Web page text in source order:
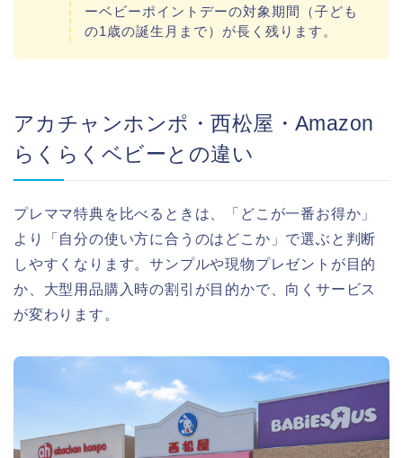
ーベビーポイントデーの対象期間（子ども
の1歳の誕生月まで）が長く残ります。
アカチャンホンポ・西松屋・Amazon
らくらくベビーとの違い
プレママ特典を比べるときは、「どこが一番お得か」
より「自分の使い方に合うのはどこか」で選ぶと判断
しやすくなります。サンプルや現物プレゼントが目的
か、大型用品購入時の割引が目的かで、向くサービス
が変わります。